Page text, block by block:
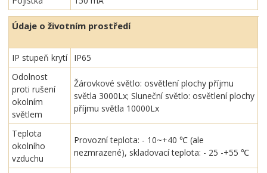
Údaje o životním prostředí
IP stupeň krytí
IP65
Odolnost
proti rušení
okolním
světlem
Žárovkové světlo: osvětlení plochy příjmu
světla 3000Lx; Sluneční světlo: osvětlení plochy
příjmu světla 10000Lx
Teplota
okolního
vzduchu
Provozní teplota: - 10~+40 ℃ (ale
nezmrazené), skladovací teplota: - 25 -+55 ℃